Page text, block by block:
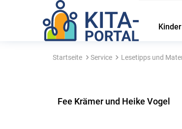
Startseite Service Lesetipps und
Fee Krämer und Heike Vogel